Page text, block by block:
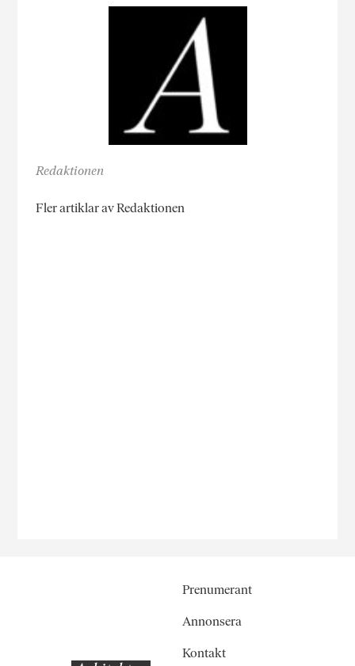
Redaktionen
Fler artiklar av Redaktionen
Prenumerant
Annonsera
Kontakt